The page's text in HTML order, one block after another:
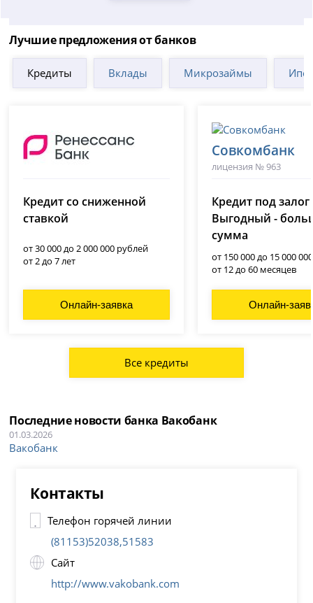
Лучшие предложения от банков
Кредиты Вклады Микрозаймы
(Ренессанс Кредит)
лицензия № 3354
Кредит со сниженной
ставкой
от 30 000 до 2 000 000 рублей
от 2 до 7 лет
Онлайн-заявка
Совкомбанк
лицензия № 963
Кредит под залог
Выгодный -
сумма
от 150 000 до 15 000
от 12 до 60 месяцев
Онлайн-
Все кредиты
Последние новости банка Вакобанк
01.03.2026
Вакобанк
Контакты
Телефон горячей линии
(81153)52038,51583
Сайт
http://www.vakobank.com